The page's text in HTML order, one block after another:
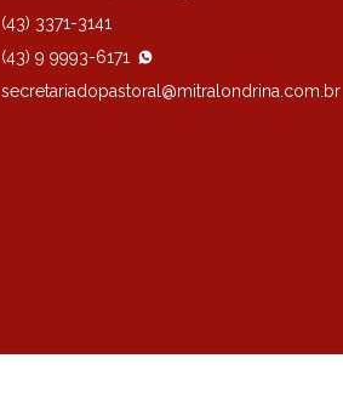
(43) 3371-3141
(43) 9 9993-6171
secretariadopastoral@mitralondrina.com.br